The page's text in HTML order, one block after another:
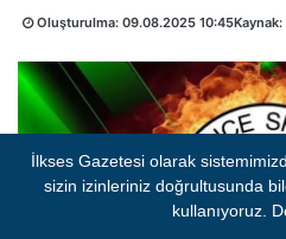
Oluşturulma: 09.08.2025 10:45Kaynak:
İlkses Gazetesi olarak
sizin izinleriniz doğrultusunda
kullanıyoruz.